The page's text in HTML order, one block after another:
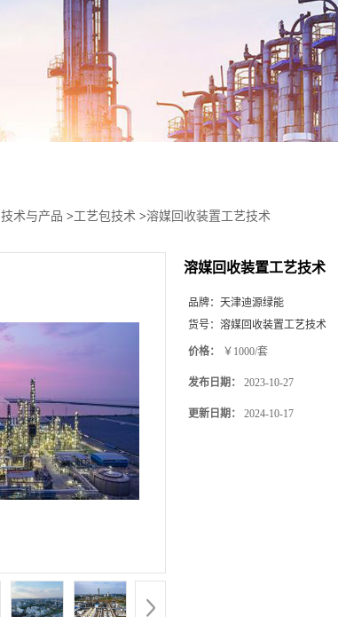
技术与产品 >工艺包技术 >溶媒回收装置工艺技术
溶媒回收装置工艺技术
品牌： 天津迪源绿能
货号： 溶媒回收装置工艺技术
价格： ￥1000/套
发布日期： 2023-10-27
更新日期： 2024-10-17